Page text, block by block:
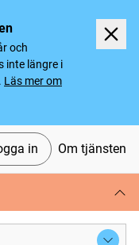
och
inte längre i
Läs mer om
in Om tjänsten